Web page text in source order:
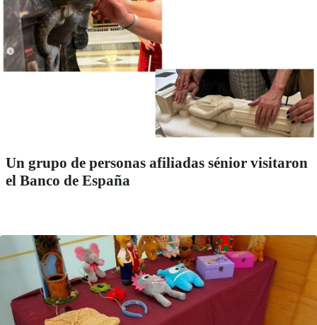
Un grupo de personas afiliadas sénior visitaron
el Banco de España